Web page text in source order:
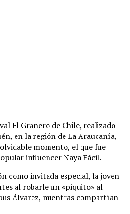
El Granero de Chile, realizado
en la región de La Araucanía,
momento, el que fue
influencer Naya Fácil.
como invitada especial, la joven
al robarle un «piquito» al
Álvarez, mientras compartían